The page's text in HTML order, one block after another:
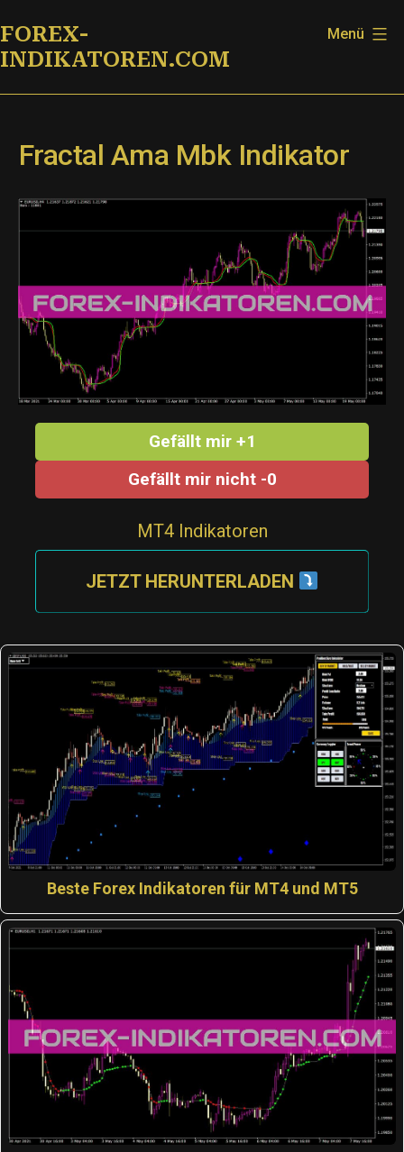
Inhalt
springen
FOREX-
INDIKATOREN.COM
Menü
Fractal Ama Mbk Indikator
Gefällt mir +1
Gefällt mir nicht -0
MT4 Indikatoren
JETZT HERUNTERLADEN
Beste Forex Indikatoren für MT4 und MT5